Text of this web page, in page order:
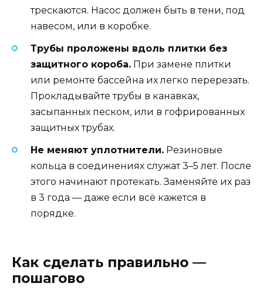
трескаются. Насос должен быть в тени, под
навесом, или в коробке.
Трубы проложены вдоль плитки без
защитного короба. При замене плитки
или ремонте бассейна их легко перерезать.
Прокладывайте трубы в канавках,
засыпанных песком, или в гофрированных
защитных трубах.
Не меняют уплотнители. Резиновые
кольца в соединениях служат 3–5 лет. После
этого начинают протекать. Заменяйте их раз
в 3 года — даже если всё кажется в
порядке.
Как сделать правильно —
пошагово